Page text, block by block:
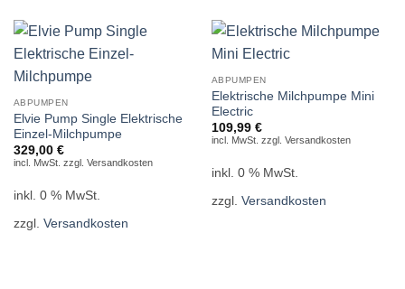
ABPUMPEN
Elvie Pump Single Elektrische
Einzel-Milchpumpe
329,00 €
incl. MwSt. zzgl. Versandkosten
inkl. 0 % MwSt.
zzgl. Versandkosten
ABPUMPEN
Elektrische Milchpumpe Mini
Electric
109,99 €
incl. MwSt. zzgl. Versandkosten
inkl. 0 % MwSt.
zzgl. Versandkosten